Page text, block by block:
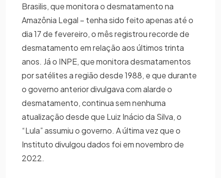
Brasilis, que monitora o desmatamento na
Amazônia Legal – tenha sido feito apenas até o
dia 17 de fevereiro, o mês registrou recorde de
desmatamento em relação aos últimos trinta
anos. Já o INPE, que monitora desmatamentos
por satélites a região desde 1988, e que durante
o governo anterior divulgava com alarde o
desmatamento, continua sem nenhuma
atualização desde que Luiz Inácio da Silva, o
“Lula” assumiu o governo. A última vez que o
Instituto divulgou dados foi em novembro de
2022.